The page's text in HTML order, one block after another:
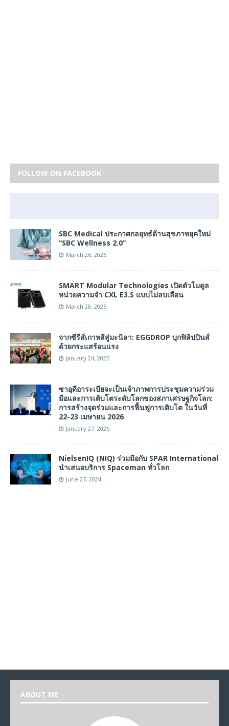
FOLLOW ON FACEBOOK
SBC Medical ประกาศกลยุทธ์ด้านสุขภาพยุคใหม่
“SBC Wellness 2.0”
March 26, 2026
SMART Modular Technologies เปิดตัวโมดูล
หน่วยความจำ CXL E3.S แบบไม่ลบเลือน
March 28, 2025
จากซีรีส์เกาหลีสู่มะนิลา: EGGDROP บุกฟิลิปปินส์
ด้วยกระแสร้อนแรง
January 24, 2025
ซาอุดีอาระเบียจะเป็นเจ้าภาพการประชุมความร่วม
มือและการเติบโตระดับโลกของสภาเศรษฐกิจโลก:
การสร้างจุดร่วมและการฟื้นฟูการเติบโต ในวันที่
22-23 เมษายน 2026
January 27, 2026
NielsenIQ (NIQ) ร่วมมือกับ SPAR International
นำเสนอบริการ Spaceman ทั่วโลก
June 27, 2024
ABOUT ME